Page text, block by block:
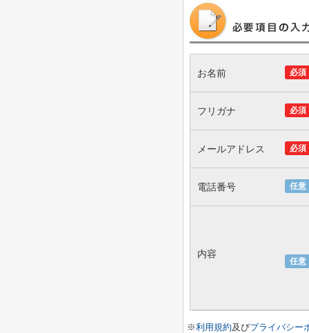
必須
お名前
必須
フリガナ
必須
メールアドレス
任意
電話番号
任意
内容
※利用規約及びプライバシー